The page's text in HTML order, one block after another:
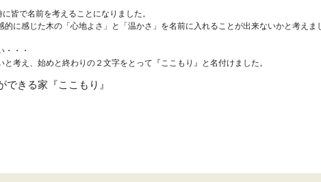
皆で名前を考えることになりました。
に感じた木の「心地よさ」と「温かさ」を名前に入れることが出来ないかと考えま
・・・
考え、始めと終わりの２文字をとって『ここもり』と名付けました。
きる家『ここもり』